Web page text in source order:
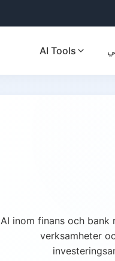
AI Tools
AI inom finans och
verksamheter